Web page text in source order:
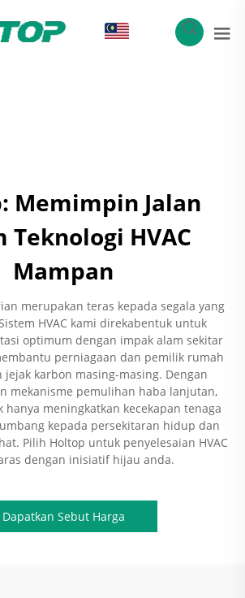
Memimpin Jalan
Teknologi HVAC
Mampan
merupakan teras kepada segala yang
HVAC kami direkabentuk untuk
optimum dengan impak alam sekitar
perniagaan dan pemilik rumah
jejak karbon masing-masing. Dengan
mekanisme pemulihan haba lanjutan,
hanya meningkatkan kecekapan tenaga
kepada persekitaran hidup dan
Pilih Holtop untuk penyelesaian HVAC
dengan inisiatif hijau anda.
Dapatkan Sebut Harga